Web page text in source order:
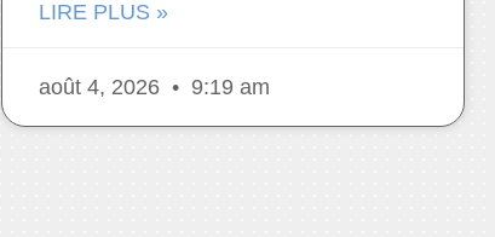
LIRE PLUS »
août 4, 2026 9:19 am